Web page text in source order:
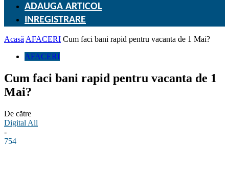
ADAUGA ARTICOL
INREGISTRARE
Acasă AFACERI Cum faci bani rapid pentru vacanta de 1 Mai?
AFACERI
Cum faci bani rapid pentru vacanta de 1
Mai?
De către
Digital All
-
754